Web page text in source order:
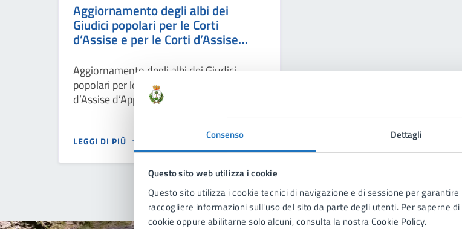
Consenso Dettagli
Questo sito web utilizza i cookie
Questo sito utilizza i cookie tecnici di navigazione e di sessione per
raccogliere informazioni sull'uso del sito da parte degli utenti. Per saperne
cookie oppure abilitarne solo alcuni, consulta la nostra Cookie Policy.
Aggiornamento degli albi dei
Giudici popolari per le Corti
d’Assise e per le Corti d’Assise
Aggiornamento degli albi dei Giudici
popolari per le Corti d’Assise e per le Corti
d’Assise d’Appello Art. 21 della Legge 10
aprile 1951, n. 287 Iscrizioni negli elenchi
LEGGI DI PIÙ